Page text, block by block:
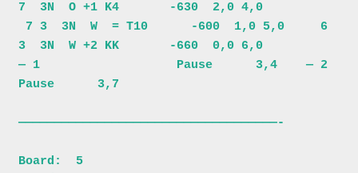
7  3N  O +1 K4       -630  2,0 4,0
3  3N  W +2 KK       -660  0,0 6,0
— 1                   Pause      3,4    — 2
Pause      3,7
————————————————————————————————————-
Board:  5